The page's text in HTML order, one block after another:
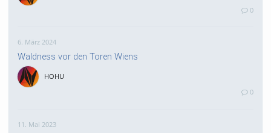
0
6. März 2024
Waldness vor den Toren Wiens
HOHU
0
11. Mai 2023